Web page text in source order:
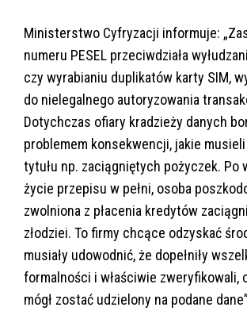
Ministerstwo Cyfryzacji informuje:
numeru PESEL przeciwdziała
czy wyrabianiu duplikatów karty SIM,
do nielegalnego autoryzowania
Dotychczas ofiary kradzieży danych
problemem konsekwencji, jakie
tytułu np. zaciągniętych pożyczek. Po
życie przepisu w pełni, osoba
zwolniona z płacenia kredytów
złodziei. To firmy chcące odzyskać
musiały udowodnić, że dopełniły
formalności i właściwie zweryfikowali,
mógł zostać udzielony na podane